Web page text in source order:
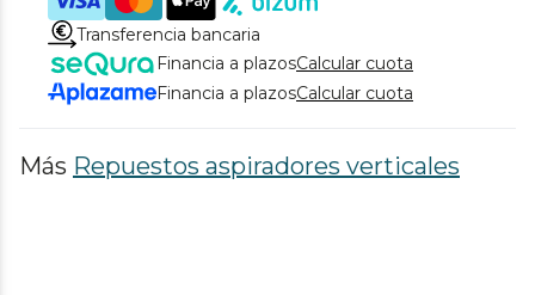
Transferencia bancaria
Financia a plazosCalcular cuota
Financia a plazosCalcular cuota
Más Repuestos aspiradores verticales